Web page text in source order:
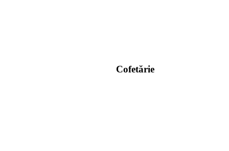
Cofetărie